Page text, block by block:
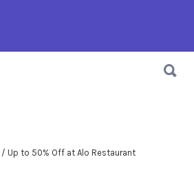
/ Up to 50% Off at Alo Restaurant